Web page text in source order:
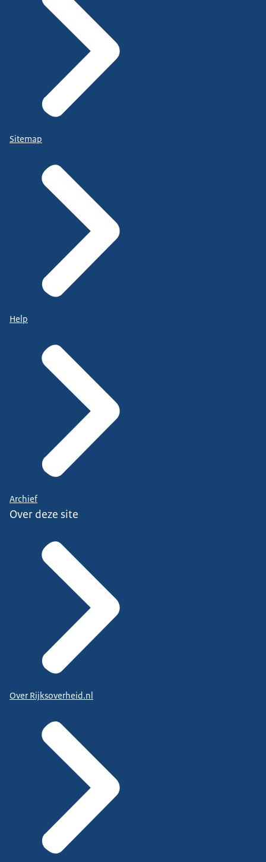
Sitemap
Help
Archief
Over deze site
Over Rijksoverheid.nl